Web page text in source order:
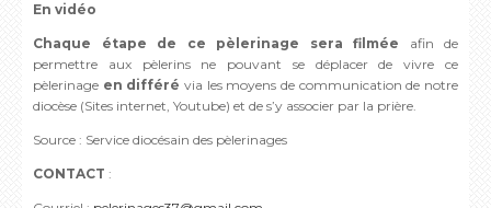
En vidéo
Chaque étape de ce pèlerinage sera filmée afin de
permettre aux pèlerins ne pouvant se déplacer de vivre ce
pèlerinage en différé via les moyens de communication de notre
diocèse (Sites internet, Youtube) et de s’y associer par la prière.
Source : Service diocésain des pèlerinages
CONTACT :